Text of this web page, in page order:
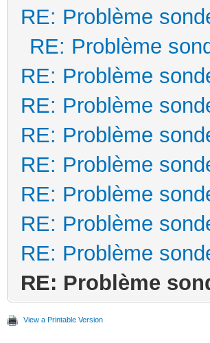
RE: Problème
RE: Problème
RE: Problème
RE: Problème
RE: Problème
RE: Problème
RE: Problème
RE: Problème
RE: Problème
RE: Problème
View a Printable Version